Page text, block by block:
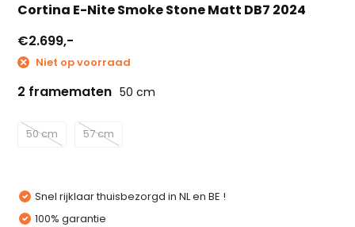
Cortina E-Nite Smoke Stone Matt DB7 2024
€2.699,-
Niet op voorraad
2 framematen 50 cm
50 cm 57 cm
Snel rijklaar thuisbezorgd in NL en BE !
100% garantie